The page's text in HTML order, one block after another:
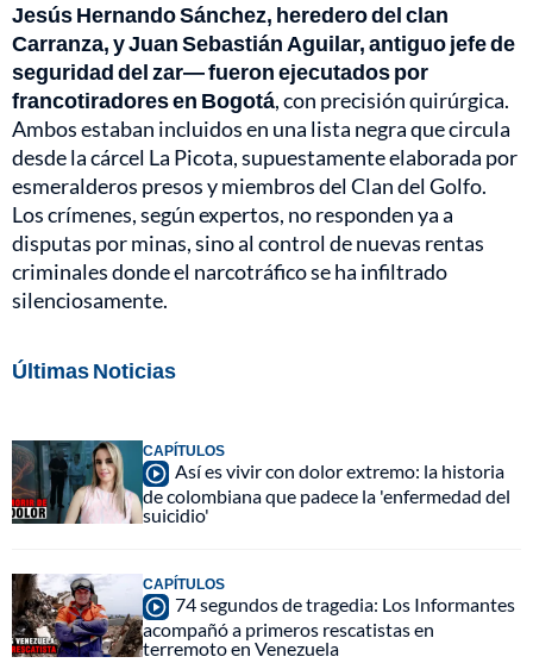
Jesús Hernando Sánchez, heredero del clan
Carranza, y Juan Sebastián Aguilar, antiguo jefe de
seguridad del zar— fueron ejecutados por
francotiradores en Bogotá, con precisión quirúrgica.
Ambos estaban incluidos en una lista negra que circula
desde la cárcel La Picota, supuestamente elaborada por
esmeralderos presos y miembros del Clan del Golfo.
Los crímenes, según expertos, no responden ya a
disputas por minas, sino al control de nuevas rentas
criminales donde el narcotráfico se ha infiltrado
silenciosamente.
Últimas Noticias
CAPÍTULOS
Así es vivir con dolor extremo: la historia
de colombiana que padece la 'enfermedad del
suicidio'
CAPÍTULOS
74 segundos de tragedia: Los Informantes
acompañó a primeros rescatistas en
terremoto en Venezuela